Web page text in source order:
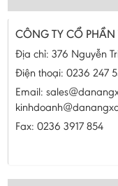
CÔNG TY CỔ
Địa chỉ: 376 Nguyễn
Điện thoại: 0236 247
Email:
Fax: 0236 3917 854